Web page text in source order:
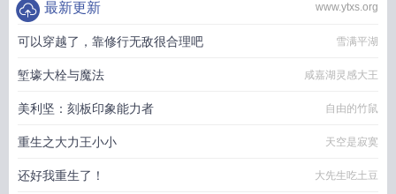
www.ytxs.org
最新更新
可以穿越了，靠修行无敌很合理吧 雪满平湖
堑壕大栓与魔法 咸嘉湖灵感大王
美利坚：刻板印象能力者 自由的竹鼠
重生之大力王小小 天空是寂寞
还好我重生了！ 大先生吃土豆